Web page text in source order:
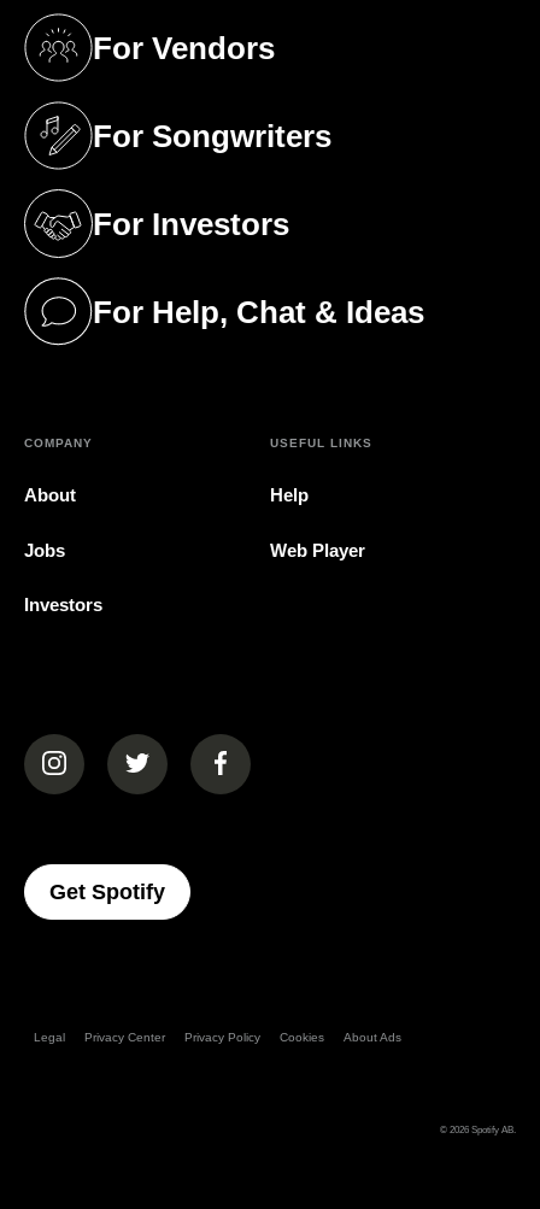
For Vendors
(opens in a new tab)
For Songwriters
(opens in a new tab)
For Investors
(opens in a new tab)
For Help, Chat & Ideas
(opens in a new tab)
COMPANY
About
Jobs
Investors
USEFUL LINKS
Help
Web Player
(opens in a new tab)(opens in a new tab)(opens in a new tab)
Get Spotify(opens In A New Tab)
Legal Privacy Center Privacy Policy Cookies About Ads
© 2026 Spotify AB